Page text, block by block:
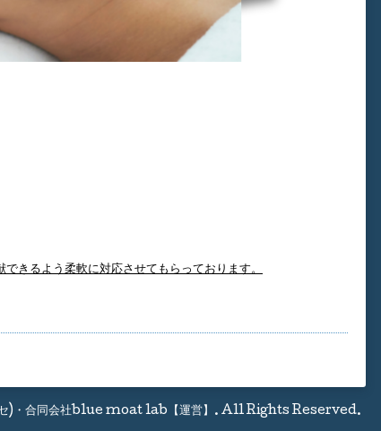
きるよう柔軟に対応させてもらっております。
合同会社blue moat lab【運営】 . All Rights Reserved.